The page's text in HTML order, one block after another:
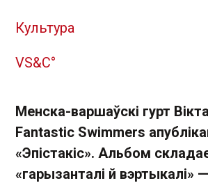
Культура
VS&C°
Менска-варшаўскі гурт
Fantastic Swimmers
«Эпістакіс». Альбом
«гарызанталі й вэртыкалі»